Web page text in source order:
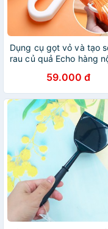
Dụng cụ gọt vỏ và tạo
rau củ quả Echo hàng
4991203147264
59.000 đ